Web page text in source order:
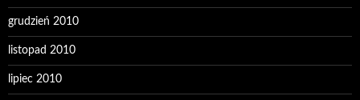
grudzień 2010
listopad 2010
lipiec 2010